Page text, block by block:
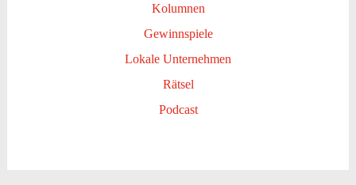
Kolumnen
Gewinnspiele
Lokale Unternehmen
Rätsel
Podcast